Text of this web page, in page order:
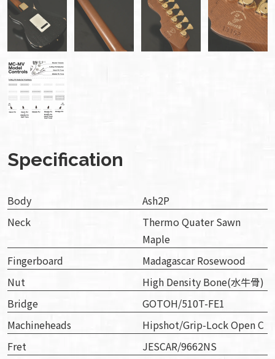
Specification
Body
Ash2P
Neck
Thermo Quater Sawn
Maple
Fingerboard
Madagascar Rosewood
Nut
High Density Bone(水牛骨)
Bridge
GOTOH/510T-FE1
Machineheads
Hipshot/Grip-Lock Open C
Fret
JESCAR/9662NS